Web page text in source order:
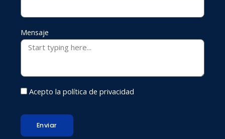
Mensaje
Acepto la política de privacidad
Enviar